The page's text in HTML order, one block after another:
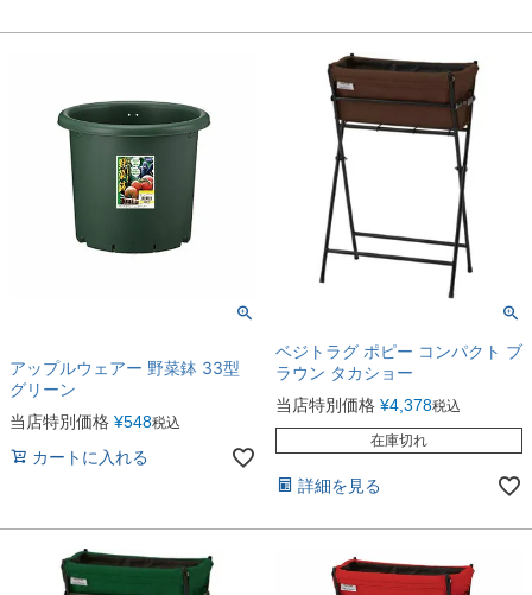
アップルウェアー 野菜鉢 33型
グリーン
当店特別価格 ¥548税込
カートに入れる
ベジトラグ ポピー コンパクト ブ
ラウン タカショー
当店特別価格 ¥4,378税込
在庫切れ
詳細を見る